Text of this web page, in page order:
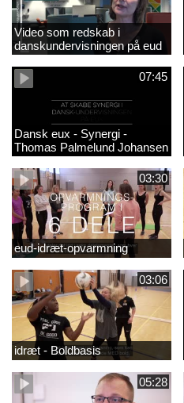
Video som redskab i
danskundervisningen på eud
07:45
Dansk eux - Synergi -
Thomas Palmelund Johansen
03:30
eud-idræt-opvarmning
03:06
idræt - Boldbasis
05:28